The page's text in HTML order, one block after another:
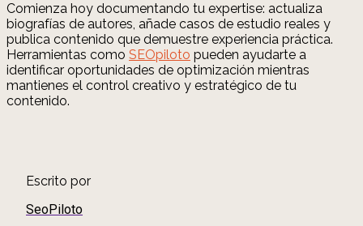
Comienza hoy documentando tu expertise: actualiza
biografías de autores, añade casos de estudio reales y
publica contenido que demuestre experiencia práctica.
Herramientas como SEOpiloto pueden ayudarte a
identificar oportunidades de optimización mientras
mantienes el control creativo y estratégico de tu
contenido.
Escrito por
SeoPiloto